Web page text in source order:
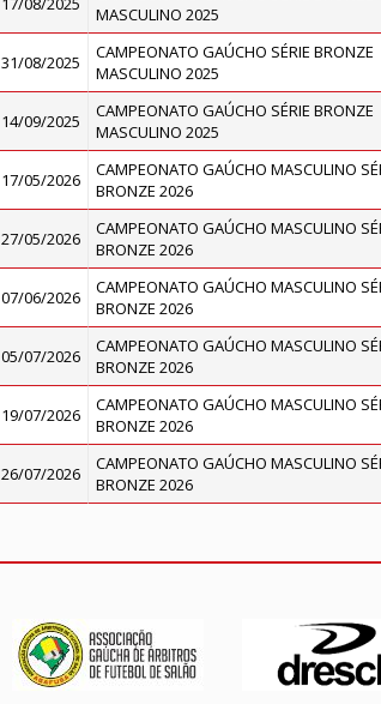
MASCULINO 2025
31/08/2025
CAMPEONATO GAÚCHO SÉRIE BRONZE
MASCULINO 2025
14/09/2025
CAMPEONATO GAÚCHO SÉRIE BRONZE
MASCULINO 2025
17/05/2026
CAMPEONATO GAÚCHO MASCULINO
BRONZE 2026
27/05/2026
CAMPEONATO GAÚCHO MASCULINO
BRONZE 2026
07/06/2026
CAMPEONATO GAÚCHO MASCULINO
BRONZE 2026
05/07/2026
CAMPEONATO GAÚCHO MASCULINO
BRONZE 2026
19/07/2026
CAMPEONATO GAÚCHO MASCULINO
BRONZE 2026
26/07/2026
CAMPEONATO GAÚCHO MASCULINO
BRONZE 2026